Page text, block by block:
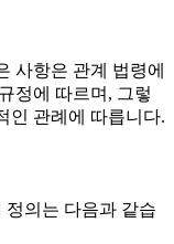
사항은 관계 법령에
정에 따르며, 그렇
인 관례에 따릅니다.
정의는 다음과 같습